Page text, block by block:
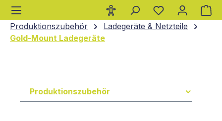
springen
Produktionszubehör
Ladegeräte & Netzteile
Gold-Mount Ladegeräte
Produktionszubehör